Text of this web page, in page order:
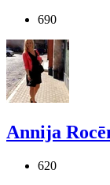
690
Annija
620